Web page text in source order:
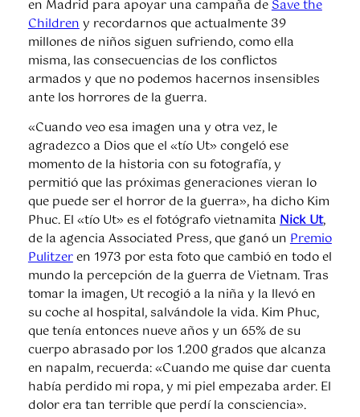
en Madrid para apoyar una campaña deSave the
Childreny recordarnos que actualmente 39
millones de niños siguen sufriendo, como ella
misma, las consecuencias de los conflictos
armados y que no podemos hacernos insensibles
ante los horrores de la guerra.
«Cuando veo esa imagen una y otra vez, le
agradezco a Dios que el «tío Ut» congeló ese
momento de la historia con su fotografía, y
permitió que las próximas generaciones vieran lo
que puede ser el horror de la guerra», ha dicho Kim
Phuc. El «tío Ut» es el fotógrafo vietnamitaNick Ut,
de la agencia Associated Press, que ganó unPremio
Pulitzeren 1973 por esta foto que cambió en todo el
mundo la percepción de la guerra de Vietnam. Tras
tomar la imagen, Ut recogió a la niña y la llevó en
su coche al hospital, salvándole la vida. Kim Phuc,
que tenía entonces nueve años y un 65% de su
cuerpo abrasado por los 1.200 grados que alcanza
en napalm, recuerda: «Cuando me quise dar cuenta
había perdido mi ropa, y mi piel empezaba arder. El
dolor era tan terrible que perdí la consciencia».